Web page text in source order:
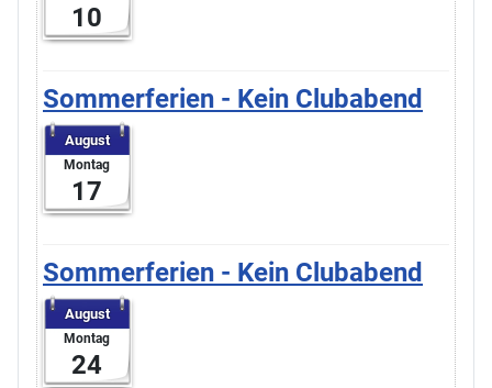
10
Sommerferien - Kein Clubabend
August
Montag
17
Sommerferien - Kein Clubabend
August
Montag
24